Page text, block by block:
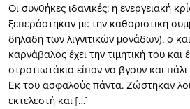
Οι συνθήκες ιδανικές: η ενεργειακή
ξεπεράστηκαν με την καθοριστική
δηλαδή των λιγνιτικών μονάδων), ο
καρνάβαλος έχει την τιμητική του και
στρατιωτάκια είπαν να βγουν και
Εκ του ασφαλούς πάντα. Ζώστηκαν
εκτελεστή και […]